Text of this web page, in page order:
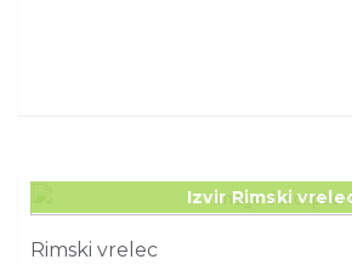
Izvir Rimski
Rimski vrelec